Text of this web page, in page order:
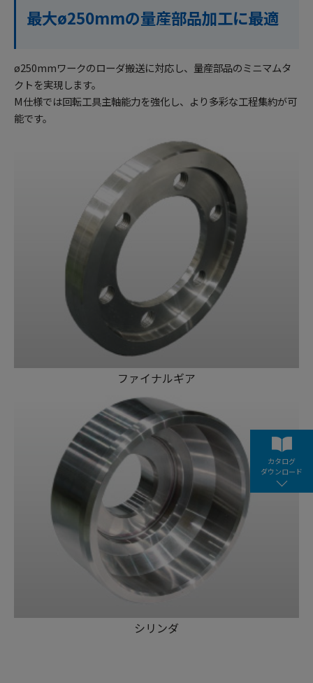
最大ø250mmの量産部品加工に最適
ø250mmワークのローダ搬送に対応し、量産部品のミニマムタ
クトを実現します。
M仕様では回転工具主軸能力を強化し、より多彩な工程集約が可
能です。
ファイナルギア
シリンダ
カタログ
ダウンロード